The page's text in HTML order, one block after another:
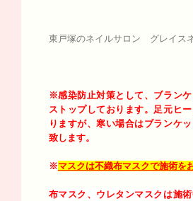
東戸塚のネイルサロン グレイス
※感染防止対策として、ブラン
ストップしております。足元ヒ
りますが、寒い場合はブランケ
致します。
※マスクは不織布マスクで施術を
布マスク、ウレタンマスクは施